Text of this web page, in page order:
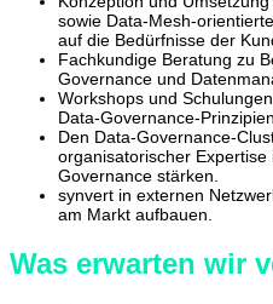
sowie Data-Mesh-
auf die Bedürfnisse der
Fachkundige Beratung zu
Governance und
Workshops und
Data-Governance-
Den Data-Governance-
organisatorischer
Governance stärken.
synvert in externen
am Markt aufbauen.
Was erwarten wir